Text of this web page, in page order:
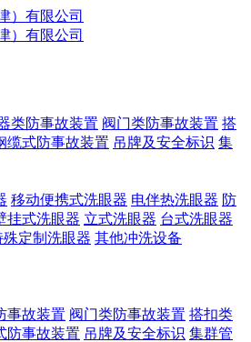
类防事故装置 阀门类防事故装置 搭
缆式防事故装置 吊牌及安全标识 集
移动便携式洗眼器 电伴热洗眼器 防
挂式洗眼器 立式洗眼器 台式洗眼器
殊定制洗眼器 其他冲洗设备
事故装置 阀门类防事故装置 搭扣类
防事故装置 吊牌及安全标识 集群管